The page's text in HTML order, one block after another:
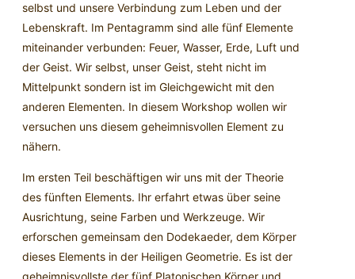
selbst und unsere Verbindung zum Leben und der
Lebenskraft. Im Pentagramm sind alle fünf Elemente
miteinander verbunden: Feuer, Wasser, Erde, Luft und
der Geist. Wir selbst, unser Geist, steht nicht im
Mittelpunkt sondern ist im Gleichgewicht mit den
anderen Elementen. In diesem Workshop wollen wir
versuchen uns diesem geheimnisvollen Element zu
nähern.
Im ersten Teil beschäftigen wir uns mit der Theorie
des fünften Elements. Ihr erfahrt etwas über seine
Ausrichtung, seine Farben und Werkzeuge. Wir
erforschen gemeinsam den Dodekaeder, dem Körper
dieses Elements in der Heiligen Geometrie. Es ist der
geheimnisvollste der fünf Platonischen Körper und